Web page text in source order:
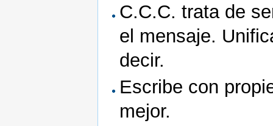
C.C.C. trata de
el mensaje.
decir.
Escribe con
mejor.